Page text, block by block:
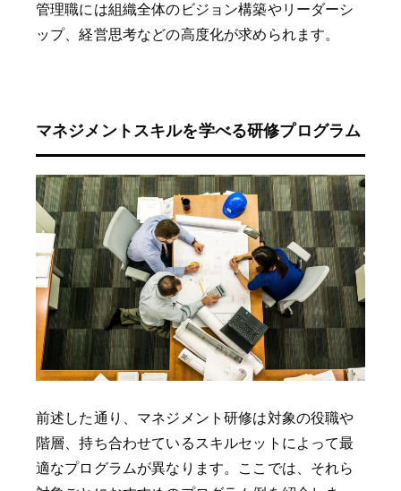
管理職には組織全体のビジョン構築やリーダーシ
ップ、経営思考などの高度化が求められます。
マネジメントスキルを学べる研修プログラム
前述した通り、マネジメント研修は対象の役職や
階層、持ち合わせているスキルセットによって最
適なプログラムが異なります。ここでは、それら